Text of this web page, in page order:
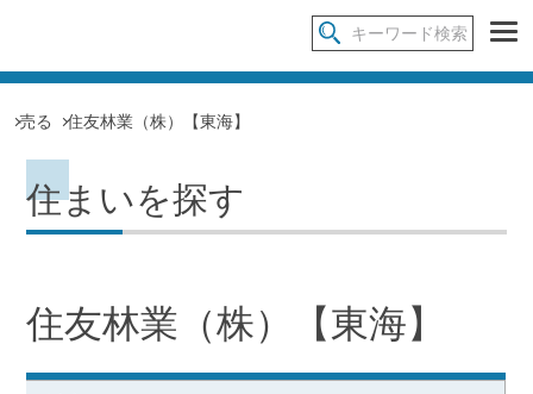
売る 住友林業（株）【東海】
住まいを探す
住友林業（株）【東海】